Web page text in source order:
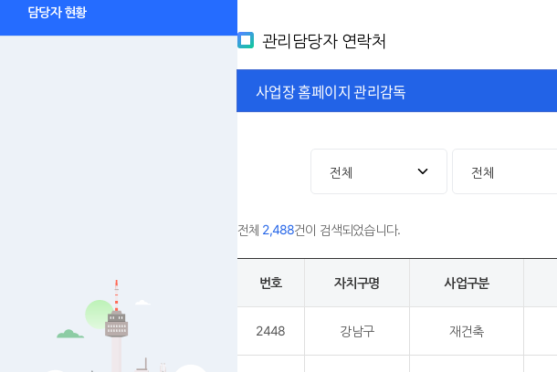
담당자 현황
관리담당자 연락처
사업장 홈페이지 관리감독
전체 2,488건이 검색되었습니다.
번호 자치구명 사업구분
2448 강남구 재건축